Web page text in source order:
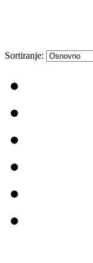
Sortiranje: